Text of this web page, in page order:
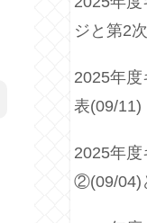
ジと第2
2025年
表(09/11)
2025年
②(09/04)